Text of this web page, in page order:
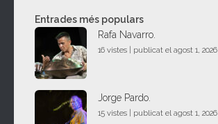
Entrades més populars
Rafa Navarro.
16 vistes publicat el agost 1, 2026
Jorge Pardo.
15 vistes publicat el agost 1, 2026